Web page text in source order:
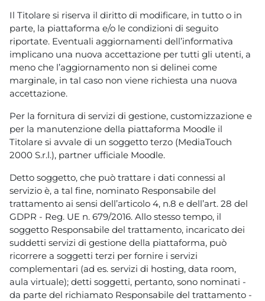
Il Titolare si riserva il diritto di modificare, in tutto o in
parte, la piattaforma e/o le condizioni di seguito
riportate. Eventuali aggiornamenti dell’informativa
implicano una nuova accettazione per tutti gli utenti, a
meno che l’aggiornamento non si delinei come
marginale, in tal caso non viene richiesta una nuova
accettazione.
Per la fornitura di servizi di gestione, customizzazione e
per la manutenzione della piattaforma Moodle il
Titolare si avvale di un soggetto terzo (MediaTouch
2000 S.r.l.), partner ufficiale Moodle.
Detto soggetto, che può trattare i dati connessi al
servizio è, a tal fine, nominato Responsabile del
trattamento ai sensi dell’articolo 4, n.8 e dell’art. 28 del
GDPR - Reg. UE n. 679/2016. Allo stesso tempo, il
soggetto Responsabile del trattamento, incaricato dei
suddetti servizi di gestione della piattaforma, può
ricorrere a soggetti terzi per fornire i servizi
complementari (ad es. servizi di hosting, data room,
aula virtuale); detti soggetti, pertanto, sono nominati -
da parte del richiamato Responsabile del trattamento -